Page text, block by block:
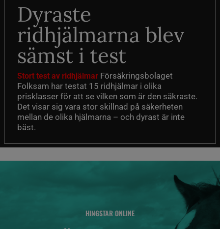
Dyraste
ridhjälmarna blev
sämst i test
Stort test av ridhjälmar Försäkringsbolaget
Folksam har testat 15 ridhjälmar i olika
prisklasser för att se vilken som är den säkraste.
Det visar sig vara stor skillnad på säkerheten
mellan de olika hjälmarna – och dyrast är inte
bäst.
HINGSTAR ONLINE